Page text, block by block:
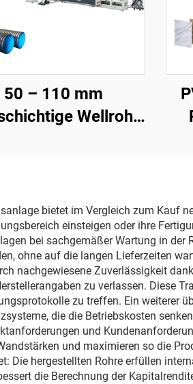
50 – 110 mm
Wellrohr-
bietet im Vergleich zum Kauf
einsteigen oder ihre
bei sachgemäßer Wartung in
ohne auf die langen Lieferzeiten
nachgewiesene Zuverlässigkeit
zu verlassen. Diese
zu treffen. Ein weiterer
die die Betriebskosten
und
und maximieren so die
Die hergestellten Rohre erfüllen
die Berechnung der